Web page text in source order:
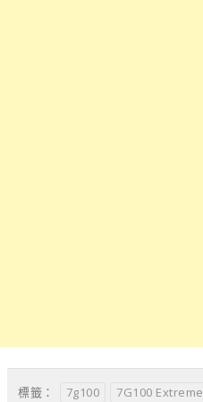
標籤： 7g100 7G100 Extreme